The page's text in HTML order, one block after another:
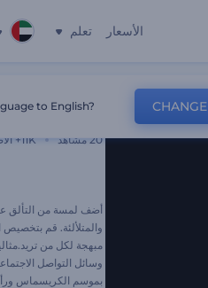
الأسعار تعلم
20 مشاهد 11K+
أضف لمسة من التألق
والمتلألئة. قم بتخصيص
مبهجة لكل من
وسائل التواصل
بموسم الكريسماس
to English? CHANGE